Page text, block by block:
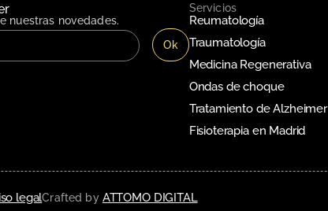
nuestras novedades.
Servicios
Reumatología
Traumatología
Medicina Regenerativa
Ondas de choque
Tratamiento de Alzheimer
Fisioterapia en Madrid
legalCrafted by ATTOMO DIGITAL